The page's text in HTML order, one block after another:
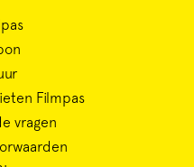
Filmpas
vragen